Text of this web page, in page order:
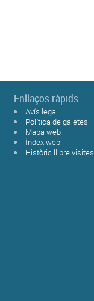
Enllaços ràpids
Avís legal
Política de galetes
Mapa web
Índex web
Històric llibre visites